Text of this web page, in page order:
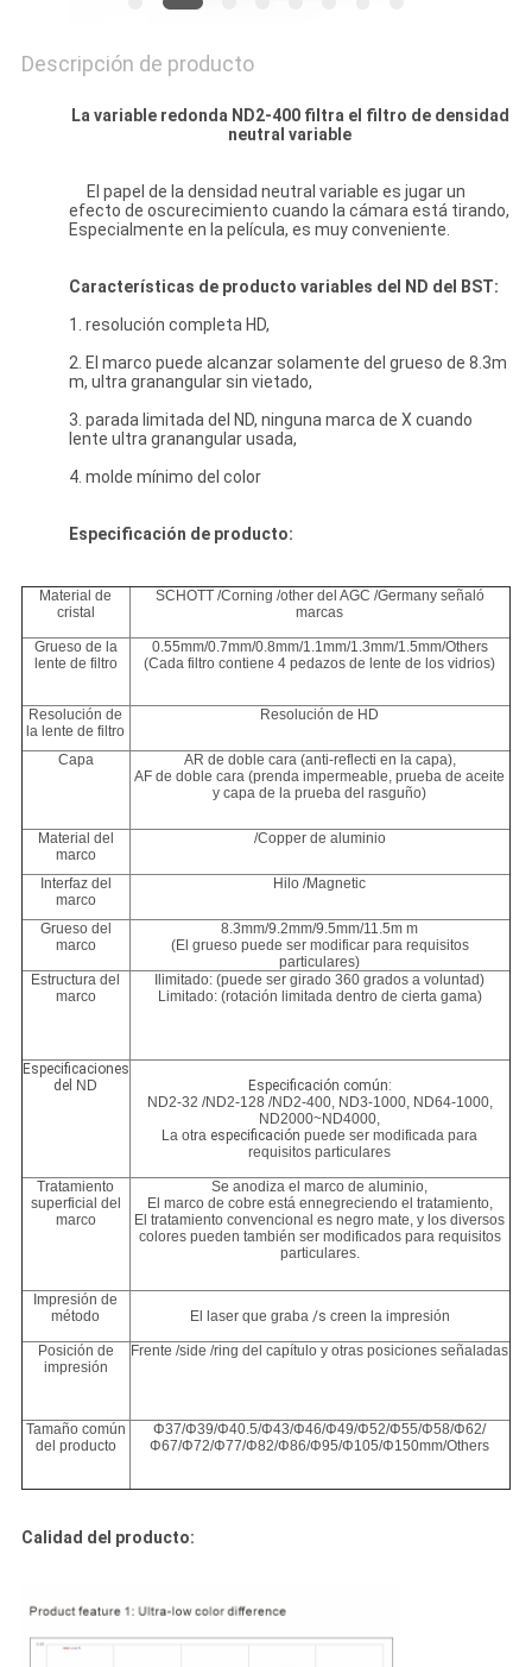
Descripción de producto
La variable redonda ND2-400 filtra el filtro de densidad
neutral variable
El papel de la densidad neutral variable es jugar un
efecto de oscurecimiento cuando la cámara está tirando,
Especialmente en la película, es muy conveniente.
Características de producto variables del ND del BST:
1. resolución completa HD,
2. El marco puede alcanzar solamente del grueso de 8.3m
m, ultra granangular sin vietado,
3. parada limitada del ND, ninguna marca de X cuando
lente ultra granangular usada,
4. molde mínimo del color
Especificación de producto:
Material de
cristal
SCHOTT /Corning /other del AGC /Germany señaló
marcas
Grueso de la
lente de filtro
0.55mm/0.7mm/0.8mm/1.1mm/1.3mm/1.5mm/Others
(Cada filtro contiene 4 pedazos de lente de los vidrios)
Resolución de
la lente de filtro
Resolución de HD
Capa
AR de doble cara (anti-reflecti en la capa),
AF de doble cara (prenda impermeable, prueba de aceite
y capa de la prueba del rasguño)
Material del
marco
/Copper de aluminio
Interfaz del
marco
Hilo /Magnetic
Grueso del
marco
8.3mm/9.2mm/9.5mm/11.5m m
(El grueso puede ser modificar para requisitos
particulares)
Estructura del
marco
Ilimitado: (puede ser girado 360 grados a voluntad)
Limitado: (rotación limitada dentro de cierta gama)
Especificaciones
del ND
Especificación común:
ND2-32 /ND2-128 /ND2-400, ND3-1000, ND64-1000,
ND2000~ND4000,
La otra especificaciónpuede ser modificada para
requisitos particulares
Tratamiento
superficial del
marco
Se anodiza el marco de aluminio,
El marco de cobre está ennegreciendo el tratamiento,
El tratamiento convencional es negro mate, y los diversos
colores pueden también ser modificados para requisitos
particulares.
Impresión de
método
El laser que graba/s creen la impresión
Posición de
impresión
Frente /side /ring del capítulo y otras posiciones señaladas
Tamaño común
del producto
Φ37/Φ39/Φ40.5/Φ43/Φ46/Φ49/Φ52/Φ55/Φ58/Φ62/
Φ67/Φ72/Φ77/Φ82/Φ86/Φ95/Φ105/Φ150mm/Others
Calidad del producto: